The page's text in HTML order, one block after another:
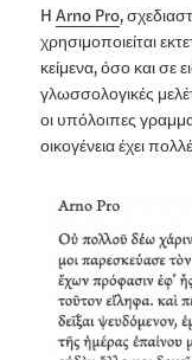
HArno Pro,
χρησιμοποιείται
κείμενα, όσο και σε
γλωσσολογικές
οι υπόλοιπες
οικογένεια έχει